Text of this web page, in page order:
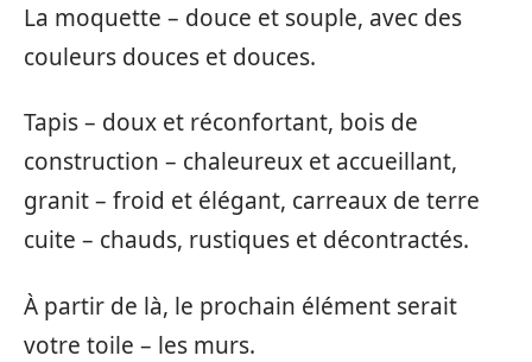
La moquette – douce et souple, avec des
couleurs douces et douces.
Tapis – doux et réconfortant, bois de
construction – chaleureux et accueillant,
granit – froid et élégant, carreaux de terre
cuite – chauds, rustiques et décontractés.
À partir de là, le prochain élément serait
votre toile – les murs.